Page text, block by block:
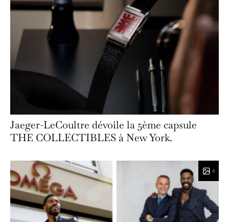
Jaeger-LeCoultre dévoile la 5ème capsule
THE COLLECTIBLES à New York.
6